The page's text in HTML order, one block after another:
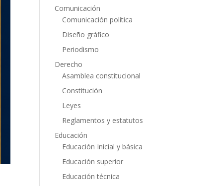
Comunicación
Comunicación política
Diseño gráfico
Periodismo
Derecho
Asamblea constitucional
Constitución
Leyes
Reglamentos y estatutos
Educación
Educación Inicial y básica
Educación superior
Educación técnica